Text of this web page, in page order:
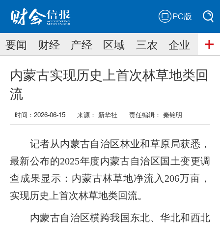
搜索
搜索
要闻 财经 产经 区域 三农 企业
内蒙古实现历史上首次林草地类回
流
时间：2026-06-15 来源： 新华社 责任编辑： 秦铭明
记者从内蒙古自治区林业和草原局获悉，
最新公布的2025年度内蒙古自治区国土变更调
查成果显示：内蒙古林草地净流入206万亩，
实现历史上首次林草地类回流。
内蒙古自治区横跨我国东北、华北和西北